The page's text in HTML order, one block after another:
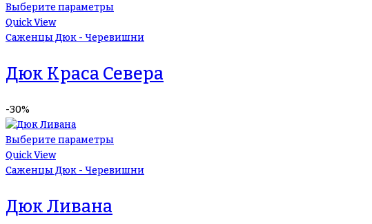
Выберите параметры
Quick View
Саженцы Дюк - Черевишни
Дюк Краса Севера
-30%
Выберите параметры
Quick View
Саженцы Дюк - Черевишни
Дюк Ливана